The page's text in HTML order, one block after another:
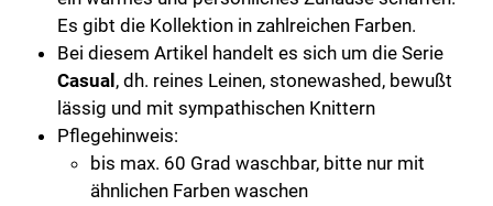
Es gibt die Kollektion in zahlreichen Farben.
Bei diesem Artikel handelt es sich um die Serie
Casual , dh. reines Leinen, stonewashed, bewußt
lässig und mit sympathischen Knittern
Pflegehinweis:
bis max. 60 Grad waschbar, bitte nur mit
ähnlichen Farben waschen